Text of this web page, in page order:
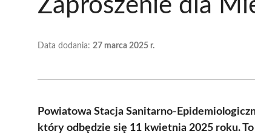
Zaproszenie dla
Data dodania: 27 marca 2025 r.
Powiatowa Stacja Sanitarno-
który odbędzie się 11 kwietnia 2025 roku.